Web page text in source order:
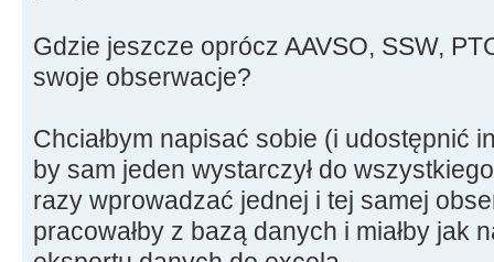
Gdzie jeszcze oprócz AAVSO, SSW,
swoje obserwacje?
Chciałbym napisać sobie (i udostępnić
by sam jeden wystarczył do
razy wprowadzać jednej i tej samej
pracowałby z bazą danych i miałby jak